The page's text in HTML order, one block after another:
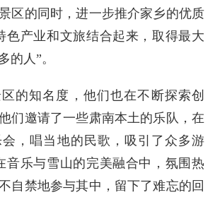
区的同时，进一步推介家乡的优质
色产业和文旅结合起来，取得最大
的人”。
的知名度，他们也在不断探索创
们邀请了一些肃南本土的乐队，在
，唱当地的民歌，吸引了众多游
音乐与雪山的完美融合中，氛围热
自禁地参与其中，留下了难忘的回